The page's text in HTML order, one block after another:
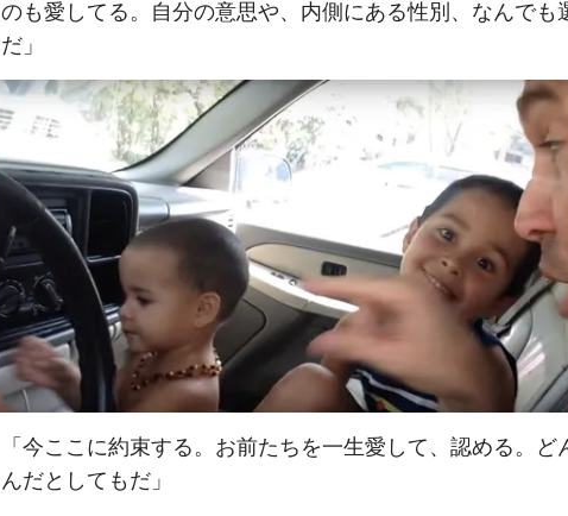
のも愛してる。自分の意思や、内側にある性別、なんでも
だ」
「今ここに約束する。お前たちを一生愛して、認める。ど
んだとしてもだ」